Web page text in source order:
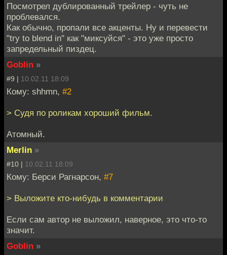
Посмотрел дублированный трейлер - чуть не
проблевался.
Как обычно, пропали все акценты. Ну и перевести
"try to blend in" как "миксуйся" - это уже просто
запредельный пиздец.
Goblin »
#9 | 10.02.11 18:09
Кому: shhmn, #2
> Судя по роликам хороший фильм.
Атомный.
Merlin »
#10 | 10.02.11 18:09
Кому: Берси Рагнарсон, #7
> Выложите кто-нибудь в комментарии
Если сам автор не выложил, наверное, это что-то
значит.
Goblin »